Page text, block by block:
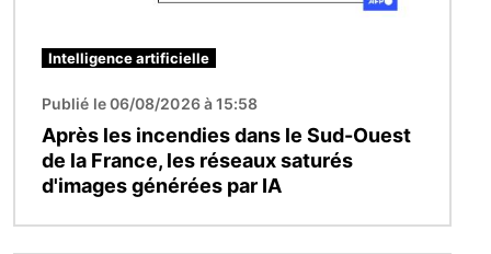
Intelligence artificielle
Publié le 06/08/2026 à 15:58
Après les incendies dans le Sud-Ouest
de la France, les réseaux saturés
d'images générées par IA